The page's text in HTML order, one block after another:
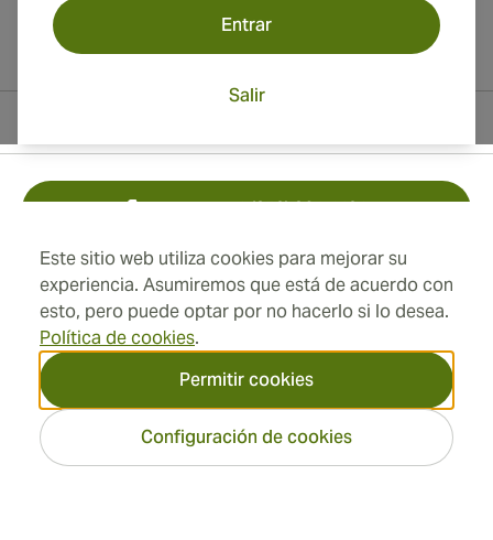
Este sitio web utiliza cookies para mejorar su
experiencia. Asumiremos que está de acuerdo con
esto, pero puede optar por no hacerlo si lo desea.
Política de cookies.
Permitir cookies
Configuración de cookies
Entrar
Salir
Dirección
Información
Toll Free +1 (850) 364 4421
+41 22 518 44 43
info@swisscubancigars.com